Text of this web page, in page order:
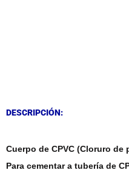
DESCRIPCIÓN:
Cuerpo de CPVC (Cloruro
Para cementar a tubería de